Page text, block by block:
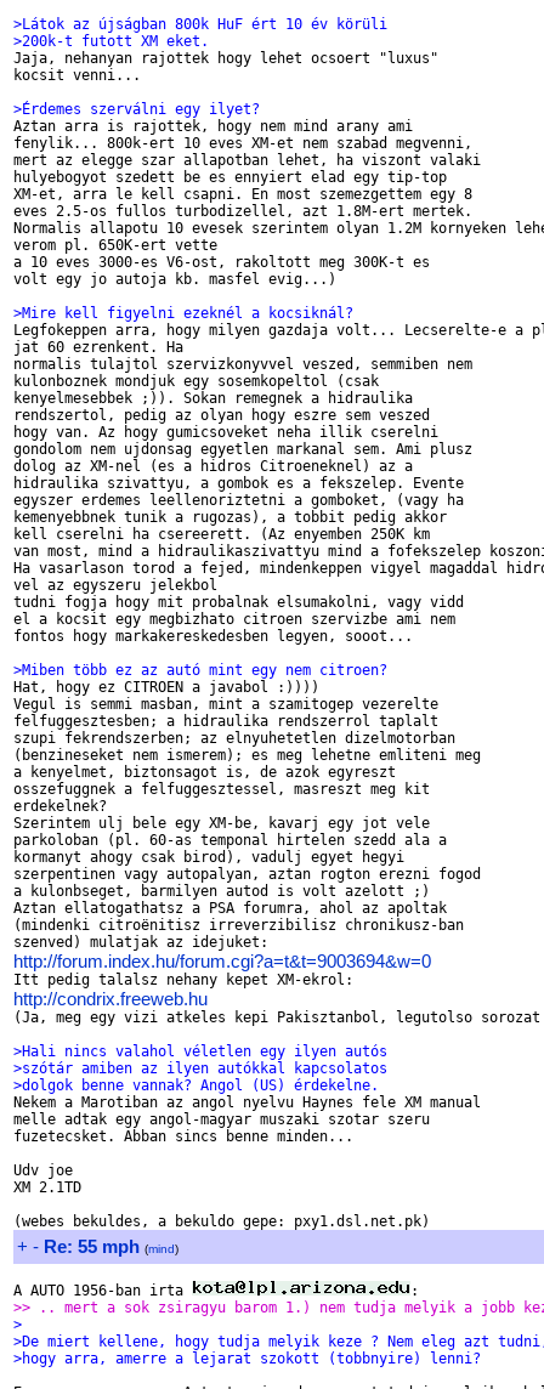
>Látok az újságban 800k HuF ért 10 év körüli
>200k-t futott XM eket.
Jaja, nehanyan rajottek hogy lehet ocsoert "luxus"
kocsit venni...
>Érdemes szerválni egy ilyet?
Aztan arra is rajottek, hogy nem mind arany ami
fenylik... 800k-ert 10 eves XM-et nem szabad megvenni,
mert az elegge szar allapotban lehet, ha viszont valaki
hulyebogyot szedett be es ennyiert elad egy tip-top
XM-et, arra le kell csapni. En most szemezgettem egy 8
eves 2.5-os fullos turbodizellel, azt 1.8M-ert mertek.
Normalis allapotu 10 evesek szerintem olyan 1.2M kornyeken
verom pl. 650K-ert vette
a 10 eves 3000-es V6-ost, rakoltott meg 300K-t es
volt egy jo autoja kb. masfel evig...)
>Mire kell figyelni ezeknél a kocsiknál?
Legfokeppen arra, hogy milyen gazdaja volt... Lecserelte-e
jat 60 ezrenkent. Ha
normalis tulajtol szervizkonyvvel veszed, semmiben nem
kulonboznek mondjuk egy sosemkopeltol (csak
kenyelmesebbek ;)). Sokan remegnek a hidraulika
rendszertol, pedig az olyan hogy eszre sem veszed
hogy van. Az hogy gumicsoveket neha illik cserelni
gondolom nem ujdonsag egyetlen markanal sem. Ami plusz
dolog az XM-nel (es a hidros Citroeneknel) az a
hidraulika szivattyu, a gombok es a fekszelep. Evente
egyszer erdemes leellenoriztetni a gomboket, (vagy ha
kemenyebbnek tunik a rugozas), a tobbit pedig akkor
kell cserelni ha csereerett. (Az enyemben 250K km
van most, mind a hidraulikaszivattyu mind a fofekszelep
Ha vasarlason torod a fejed, mindenkeppen vigyel magaddal
vel az egyszeru jelekbol
tudni fogja hogy mit probalnak elsumakolni, vagy vidd
el a kocsit egy megbizhato citroen szervizbe ami nem
fontos hogy markakereskedesben legyen, sooot...
>Miben több ez az autó mint egy nem citroen?
Hat, hogy ez CITROEN a javabol :))))
Vegul is semmi masban, mint a szamitogep vezerelte
felfuggesztesben; a hidraulika rendszerrol taplalt
szupi fekrendszerben; az elnyuhetetlen dizelmotorban
(benzineseket nem ismerem); es meg lehetne emliteni meg
a kenyelmet, biztonsagot is, de azok egyreszt
osszefuggnek a felfuggesztessel, masreszt meg kit
erdekelnek?
Szerintem ulj bele egy XM-be, kavarj egy jot vele
parkoloban (pl. 60-as temponal hirtelen szedd ala a
kormanyt ahogy csak birod), vadulj egyet hegyi
szerpentinen vagy autopalyan, aztan rogton erezni fogod
a kulonbseget, barmilyen autod is volt azelott ;)
Aztan ellatogathatsz a PSA forumra, ahol az apoltak
(mindenki citroënitisz irreverzibilisz chronikusz-ban
http://forum.index.hu/forum.cgi?a=t&t=9003694&w=0
http://condrix.freeweb.hu
(Ja, meg egy vizi atkeles kepi Pakisztanbol, legutolso
>Hali nincs valahol véletlen egy ilyen autós
>szótár amiben az ilyen autókkal kapcsolatos
>dolgok benne vannak? Angol (US) érdekelne.
Nekem a Marotiban az angol nyelvu Haynes fele XM manual
melle adtak egy angol-magyar muszaki szotar szeru
fuzetecsket. Abban sincs benne minden...
Udv joe
XM 2.1TD
+ - Re: 55 mph (mind)
A AUTO 1956-ban irta
>> .. mert a sok zsiragyu barom 1.) nem tudja melyik a jobb
>
>De miert kellene, hogy tudja melyik keze ? Nem eleg azt
>hogy arra, amerre a lejarat szokott (tobbnyire) lenni?